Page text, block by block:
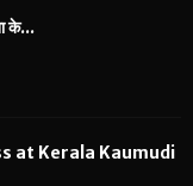
के...
at Kerala Kaumudi